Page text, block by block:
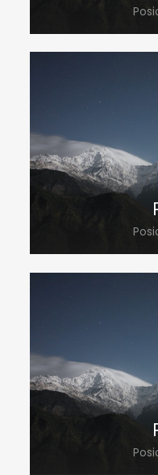
Lorem ipsum
incididunt ut
Lorem ipsum
incididunt ut